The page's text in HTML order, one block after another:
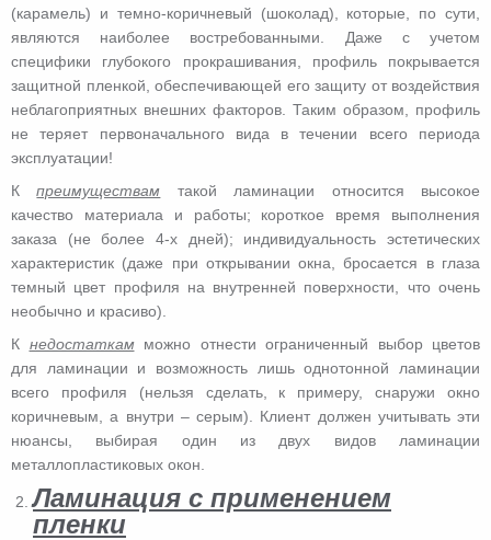
(карамель) и темно-коричневый (шоколад), которые, по сути,
являются наиболее востребованными. Даже с учетом
специфики глубокого прокрашивания, профиль покрывается
защитной пленкой, обеспечивающей его защиту от воздействия
неблагоприятных внешних факторов. Таким образом, профиль
не теряет первоначального вида в течении всего периода
эксплуатации!
Кпреимуществам такой ламинации относится высокое
качество материала и работы; короткое время выполнения
заказа (не более 4-х дней); индивидуальность эстетических
характеристик (даже при открывании окна, бросается в глаза
темный цвет профиля на внутренней поверхности, что очень
необычно и красиво).
К недостаткамможно отнести ограниченный выбор цветов
для ламинации и возможность лишь однотонной ламинации
всего профиля (нельзя сделать, к примеру, снаружи окно
коричневым, а внутри – серым). Клиент должен учитывать эти
нюансы, выбирая один из двух видов ламинации
металлопластиковых окон.
Ламинация с применением
пленки